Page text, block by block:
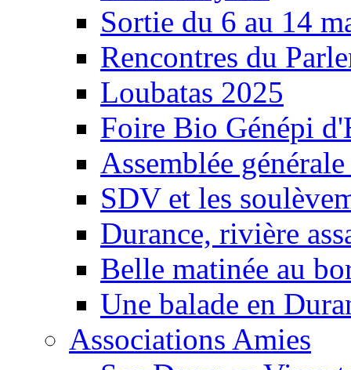
Sortie du 6 au 14
Rencontres du
Loubatas 2025
Foire Bio Génépi
Assemblée
SDV et les
Durance, rivière
Belle matinée au
Une balade en
Associations Amies